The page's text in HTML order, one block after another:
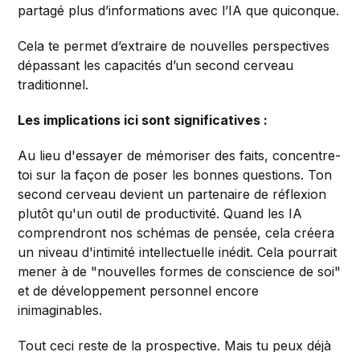
partagé plus d’informations avec l’IA que quiconque.
Cela te permet d’extraire de nouvelles perspectives
dépassant les capacités d’un second cerveau
traditionnel.
Les implications ici sont significatives :
Au lieu d'essayer de mémoriser des faits, concentre-
toi sur la façon de poser les bonnes questions. Ton
second cerveau devient un partenaire de réflexion
plutôt qu'un outil de productivité. Quand les IA
comprendront nos schémas de pensée, cela créera
un niveau d'intimité intellectuelle inédit. Cela pourrait
mener à de "nouvelles formes de conscience de soi"
et de développement personnel encore
inimaginables.
Tout ceci reste de la prospective. Mais tu peux déjà